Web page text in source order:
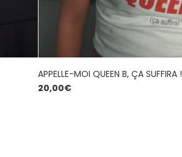
APPELLE-MOI QUEEN B, ÇA SUFFIRA !
20,00€